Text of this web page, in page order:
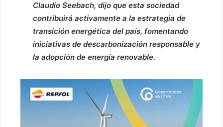
Claudio Seebach, dijo que esta sociedad
contribuirá activamente a la estrategia de
transición energética del país, fomentando
iniciativas de descarbonización responsable y
la adopción de energía renovable.